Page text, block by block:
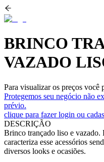
BRINCO
VAZADO
Para visualizar os preços você
Protegemos seu negócio não
prévio.
clique para fazer login ou
DESCRIÇÃO
Brinco trançado liso e vazado.
caracteriza esse acessórios
diversos looks e ocasiões.